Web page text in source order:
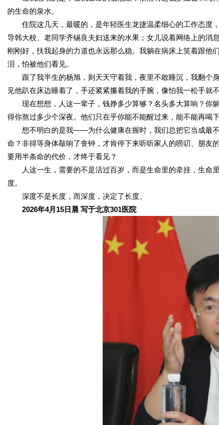
的生命的泉水。
住院这几天，最暖的，是年轻医生龙捷温柔细心的工作态度
导韩大校、老同学齐锡良夫妇送来的水果；女儿说着网络上的消
刚刚好，扶我起身的力道也永远那么稳。我躺在病床上笑着跟他
泪，怕被他们看见。
跟了我半生的杨旭，则天天守着我，夜里不敢睡沉，我翻个
见他趴在床边睡着了，手还紧紧攥着我的手腕，像怕我一松手
现在想想，人这一辈子，钱挣多少算够？名头多大算响？你
得你熬过多少个深夜。他们只在乎你能不能醒过来，能不能再喝
想不明白的是我——为什么健康在握时，我们总把它当成最不
命？非得等身体敲响了丧钟，才肯停下来听听家人的唠叨、朋友
要用半条命的代价，才终于看见？
人这一生，需要的不是活过百岁，而是生命里的牵挂，生命
度。
深度不是长度，而深度，决定了长度。
2026年4月15日晨 写于北京301医院